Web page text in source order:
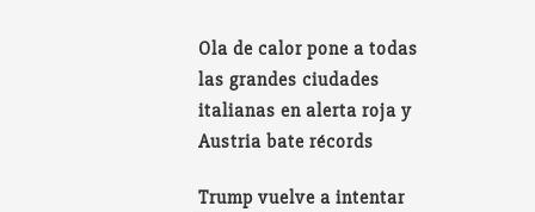
Ola de calor pone a todas
las grandes ciudades
italianas en alerta roja y
Austria bate récords
Trump vuelve a intentar